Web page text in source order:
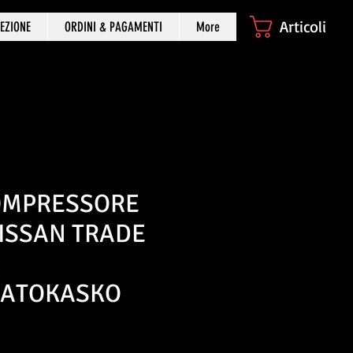
ORDINI & PAGAMENTI More Articoli
TRADE